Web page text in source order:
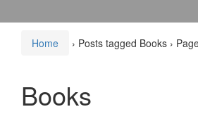
Home › Posts tagged Books ›
Books